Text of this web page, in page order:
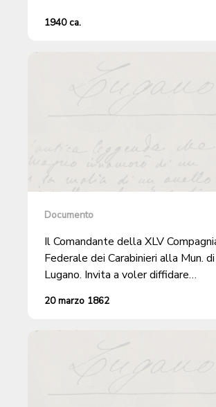
1940 ca.
Documento
Il Comandante della XLV
Federale dei Carabinieri alla Mun. di
Lugano. Invita a voler diffidare
per il giorno 26 corrente, abbia a
poer Altdorf, per assolvere la
Scuola Reclute Carabinieri.
20 marzo 1862